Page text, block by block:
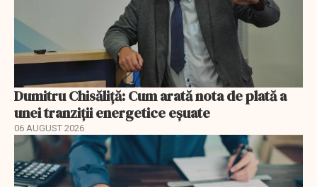
Dumitru Chisăliță: Cum arată nota de plată a
unei tranziții energetice eșuate
06 AUGUST 2026